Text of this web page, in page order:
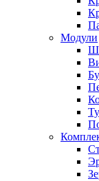
Модули